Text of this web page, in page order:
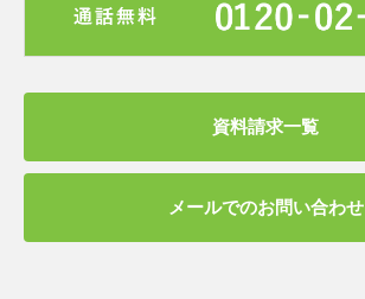
資料請求一覧
メールでのお問い合わせ